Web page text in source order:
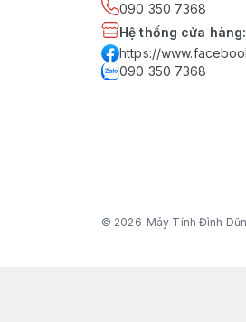
090 350 7368
Hệ thống cửa hàng:
https://
090 350 7368
© 2026 Máy Tính Đình